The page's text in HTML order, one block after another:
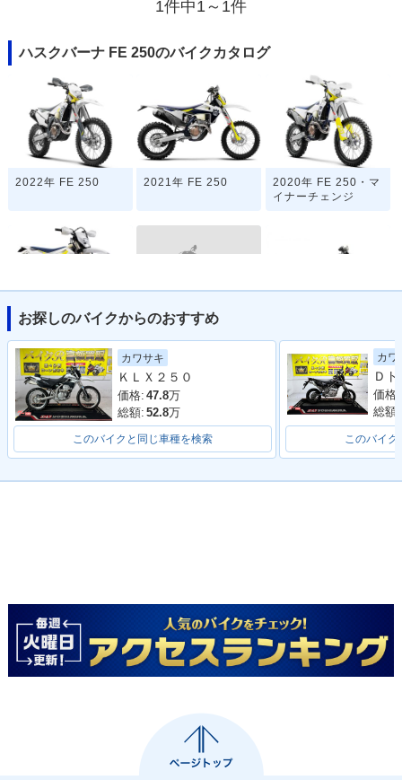
1件中1～1件
ハスクバーナ FE 250のバイクカタログ
2022年 FE 250 2021年 FE 250
2020年 FE 250・マ
イナーチェンジ
登場
お探しのバイクからのおすすめ
カワサキ
ＫＬＸ２５０
価格: 47.8万
総額: 52.8万
このバイクと同じ車種を検索
カワ
価格:
総額:
このバイク